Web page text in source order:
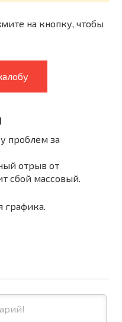
на кнопку, чтобы
проблем за
отрыв от
сбой массовый.
графика.